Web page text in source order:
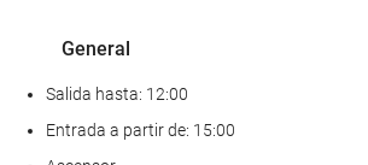
General
Salida hasta: 12:00
Entrada a partir de: 15:00